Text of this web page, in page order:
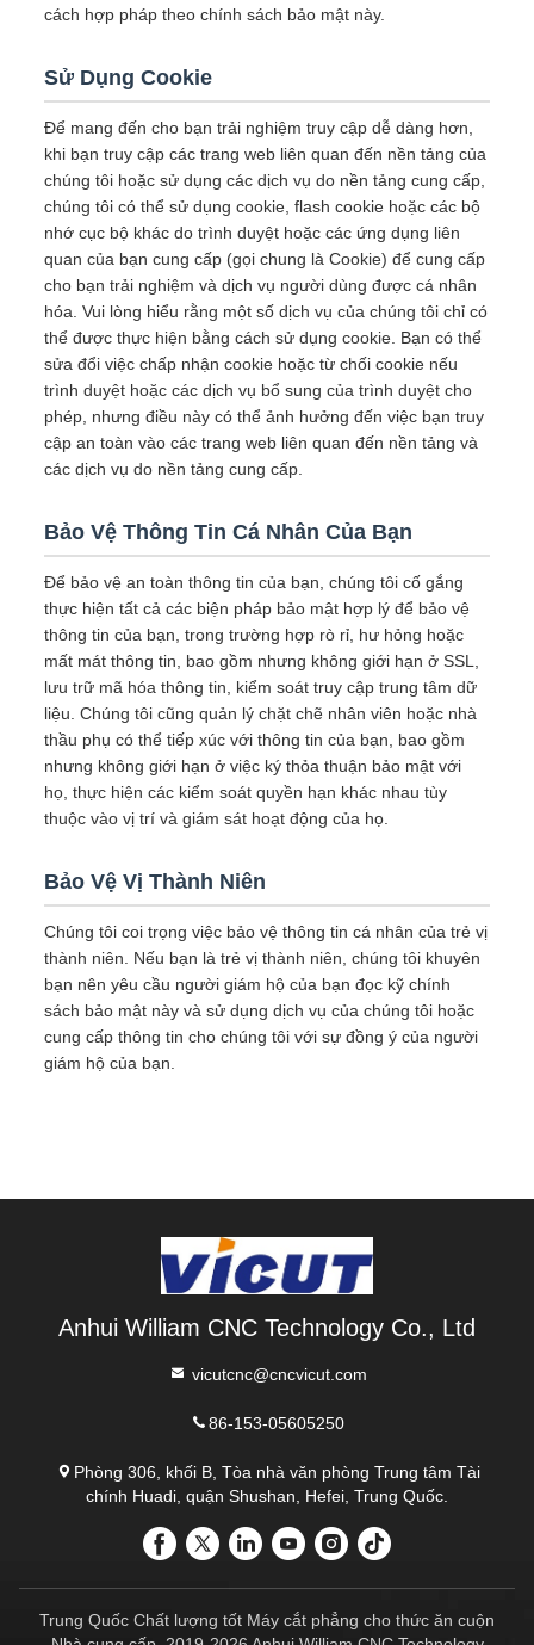
cách hợp pháp theo chính sách bảo mật này.
Sử Dụng Cookie
Để mang đến cho bạn trải nghiệm truy cập dễ dàng hơn,
khi bạn truy cập các trang web liên quan đến nền tảng của
chúng tôi hoặc sử dụng các dịch vụ do nền tảng cung cấp,
chúng tôi có thể sử dụng cookie, flash cookie hoặc các bộ
nhớ cục bộ khác do trình duyệt hoặc các ứng dụng liên
quan của bạn cung cấp (gọi chung là Cookie) để cung cấp
cho bạn trải nghiệm và dịch vụ người dùng được cá nhân
hóa. Vui lòng hiểu rằng một số dịch vụ của chúng tôi chỉ có
thể được thực hiện bằng cách sử dụng cookie. Bạn có thể
sửa đổi việc chấp nhận cookie hoặc từ chối cookie nếu
trình duyệt hoặc các dịch vụ bổ sung của trình duyệt cho
phép, nhưng điều này có thể ảnh hưởng đến việc bạn truy
cập an toàn vào các trang web liên quan đến nền tảng và
các dịch vụ do nền tảng cung cấp.
Bảo Vệ Thông Tin Cá Nhân Của Bạn
Để bảo vệ an toàn thông tin của bạn, chúng tôi cố gắng
thực hiện tất cả các biện pháp bảo mật hợp lý để bảo vệ
thông tin của bạn, trong trường hợp rò rỉ, hư hỏng hoặc
mất mát thông tin, bao gồm nhưng không giới hạn ở SSL,
lưu trữ mã hóa thông tin, kiểm soát truy cập trung tâm dữ
liệu. Chúng tôi cũng quản lý chặt chẽ nhân viên hoặc nhà
thầu phụ có thể tiếp xúc với thông tin của bạn, bao gồm
nhưng không giới hạn ở việc ký thỏa thuận bảo mật với
họ, thực hiện các kiểm soát quyền hạn khác nhau tùy
thuộc vào vị trí và giám sát hoạt động của họ.
Bảo Vệ Vị Thành Niên
Chúng tôi coi trọng việc bảo vệ thông tin cá nhân của trẻ vị
thành niên. Nếu bạn là trẻ vị thành niên, chúng tôi khuyên
bạn nên yêu cầu người giám hộ của bạn đọc kỹ chính
sách bảo mật này và sử dụng dịch vụ của chúng tôi hoặc
cung cấp thông tin cho chúng tôi với sự đồng ý của người
giám hộ của bạn.
Anhui William CNC Technology Co., Ltd
vicutcnc@cncvicut.com
86-153-05605250
Phòng 306, khối B, Tòa nhà văn phòng Trung tâm Tài
chính Huadi, quận Shushan, Hefei, Trung Quốc.
Trung Quốc Chất lượng tốt Máy cắt phẳng cho thức ăn cuộn